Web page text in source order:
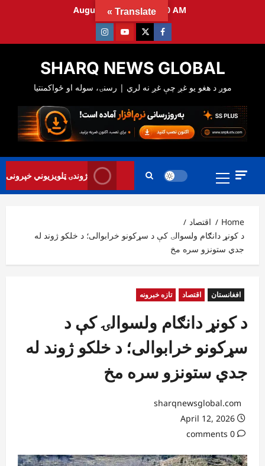
August 7, 2026 8:32:41 AM
Facebook
Twitter
Youtube
Instagram
SHARQ NEWS GLOBAL
Primary
ژوندۍ ټلویزیوني خپرونی
Home
اقتصاد
د کونړ دانګام ولسوالۍ کې د سړکونو خرابوالی؛ د خلکو ژوند له
جدي ستونزو سره مخ
افغانستان اقتصاد تازه خبرونه
د کونړ دانګام ولسوالۍ کې د
سړکونو خرابوالی؛ د خلکو ژوند له
جدي ستونزو سره مخ
sharqnewsglobal.com
0 comments
Translate »